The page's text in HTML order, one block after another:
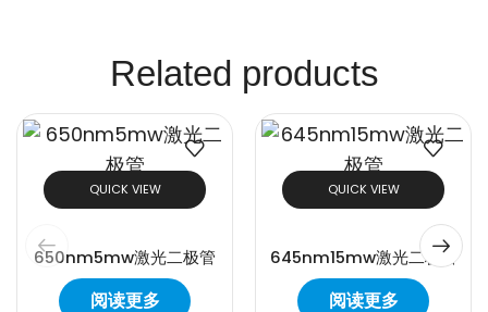
Related products
QUICK VIEW
650nm5mw激光二极管
阅读更多
QUICK VIEW
645nm15mw激光二极管
阅读更多